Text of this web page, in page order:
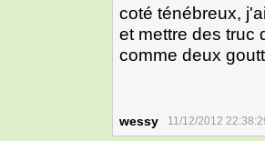
coté ténébreux,
et mettre des truc
comme deux
wessy 11/12/2012